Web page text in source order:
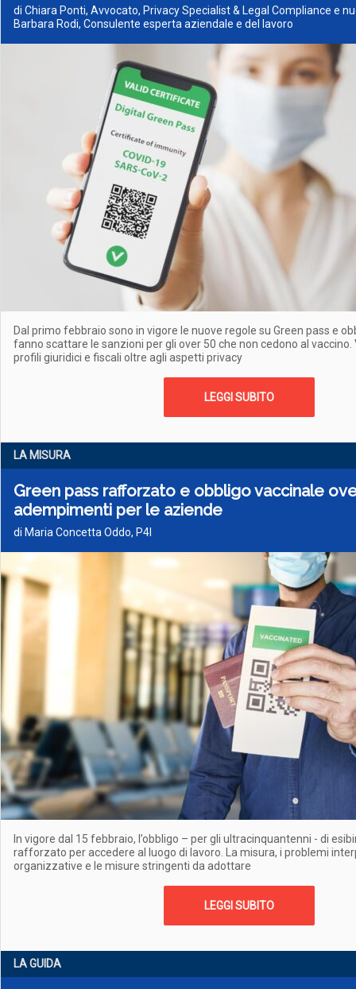
di Chiara Ponti, Avvocato, Privacy Specialist & Legal Compliance e
Barbara Rodi, Consulente esperta aziendale e del lavoro
Dal primo febbraio sono in vigore le nuove regole su Green pass e
fanno scattare le sanzioni per gli over 50 che non cedono al vaccino.
profili giuridici e fiscali oltre agli aspetti privacy
LEGGI SUBITO
LA MISURA
Green pass rafforzato e obbligo vaccinale
adempimenti per le aziende
di Maria Concetta Oddo, P4I
In vigore dal 15 febbraio, l’obbligo – per gli ultracinquantenni - di
rafforzato per accedere al luogo di lavoro. La misura, i problemi
organizzative e le misure stringenti da adottare
LEGGI SUBITO
LA GUIDA